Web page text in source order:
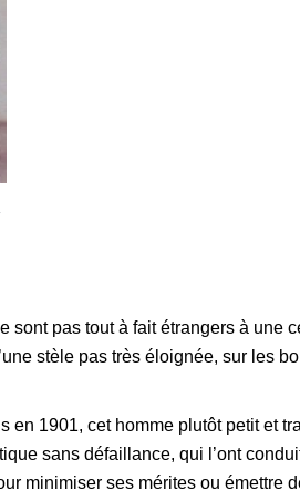
pas tout à fait étrangers à une
stèle pas très éloignée, sur les
en 1901, cet homme plutôt petit et
sans défaillance, qui l’ont
minimiser ses mérites ou émettre